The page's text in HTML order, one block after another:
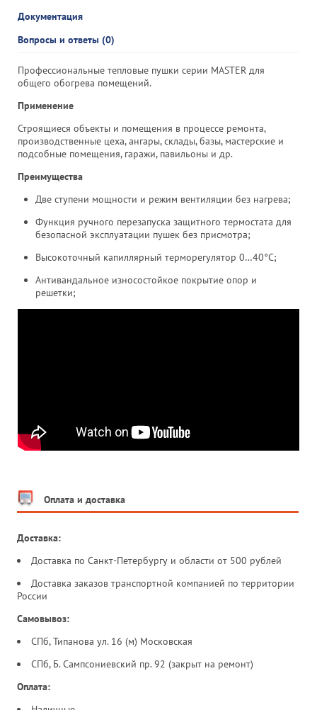
Документация
Вопросы и ответы (0)
Профессиональные тепловые пушки серии MASTER для
общего обогрева помещений.
Применение
Строящиеся объекты и помещения в процессе ремонта,
производственные цеха, ангары, склады, базы, мастерские и
подсобные помещения, гаражи, павильоны и др.
Преимущества
Две ступени мощности и режим вентиляции без нагрева;
Функция ручного перезапуска защитного термостата для
безопасной эксплуатации пушек без присмотра;
Высокоточный капиллярный терморегулятор 0…40°С;
Антивандальное износостойкое покрытие опор и
решетки;
Оплата и доставка
Доставка:
Доставка по Санкт-Петербургу и области от 500 рублей
Доставка заказов транспортной компанией по территории
России
Самовывоз:
СПб, Типанова ул. 16 (м) Московская
СПб, Б. Сампсониевский пр. 92 (закрыт на ремонт)
Оплата: